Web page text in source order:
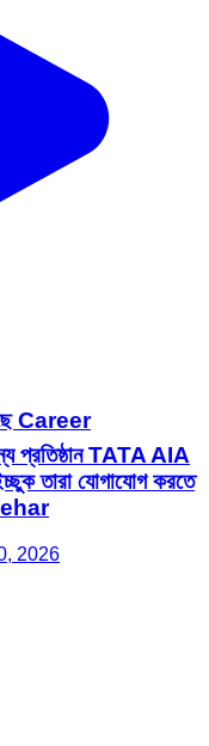
Career
TATA AIA
তারা যোগাযোগ করতে
2026